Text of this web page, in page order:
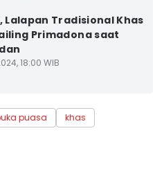
Lalapan Tradisional Khas
Primadona saat
18:00 WIB
puasa
khas